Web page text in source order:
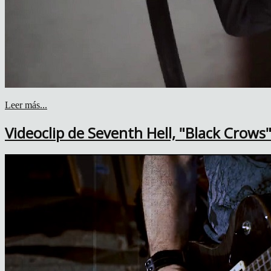
Leer más...
Videoclip de Seventh Hell, "Black Crows"